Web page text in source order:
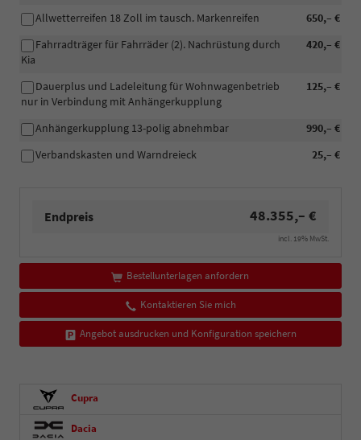
650,– €
Allwetterreifen 18 Zoll im tausch. Markenreifen
420,– €
Fahrradträger für Fahrräder (2). Nachrüstung durch
Kia
125,– €
Dauerplus und Ladeleitung für Wohnwagenbetrieb
nur in Verbindung mit Anhängerkupplung
990,– €
Anhängerkupplung 13-polig abnehmbar
25,– €
Verbandskasten und Warndreieck
Endpreis 48.355,– €
incl. 19% MwSt.
Bestellunterlagen anfordern
Kontaktieren Sie mich
Angebot ausdrucken und Konfiguration speichern
Cupra
Dacia